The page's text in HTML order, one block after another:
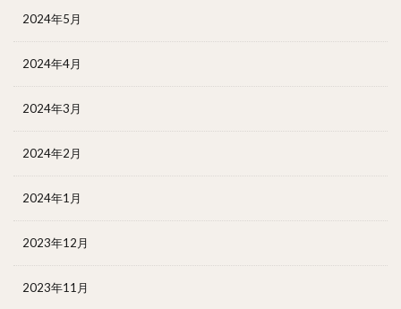
2024年5月
2024年4月
2024年3月
2024年2月
2024年1月
2023年12月
2023年11月